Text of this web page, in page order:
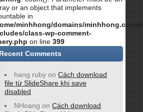
or an object that implements
in
minhhong/domains/minhhong.com/
class-wp-comment-
on line 399
Recent Comments
hang ruby onCách download
file từ SlideShare khi save
disabled
NHoang onCách download